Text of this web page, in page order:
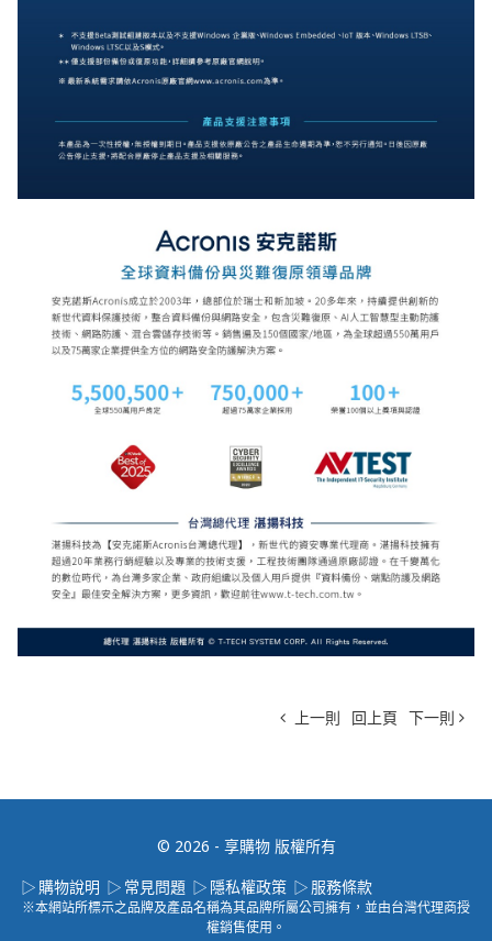
上一則 回上頁 下一則
© 2026 - 享購物 版權所有
購物說明
常見問題 隱私權政策 服務條款
※本網站所標示之品牌及產品名稱為其品牌所屬公司擁有，並由台灣代理商授
權銷售使用。